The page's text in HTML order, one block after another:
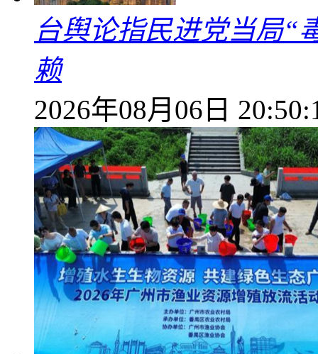
台舆论指民进党当局“
赖
2026年08月06日